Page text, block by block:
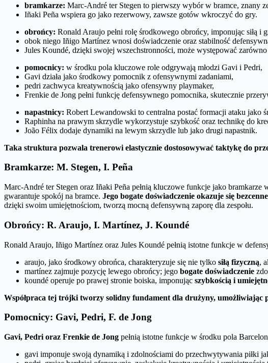
bramkarze: Marc-André ter Stegen to pierwszy wybór w bramce, znany
Iñaki Peña wspiera go jako rezerwowy, zawsze gotów wkroczyć do gry.
obrońcy: Ronald Araujo pełni rolę środkowego obrońcy, imponując siłą i
obok niego Iñigo Martínez wnosi doświadczenie oraz stabilność
Jules Koundé, dzięki swojej wszechstronności, może występować
pomocnicy: w środku pola kluczowe role odgrywają młodzi Gavi i Pedri,
Gavi działa jako środkowy pomocnik z ofensywnymi zadaniami,
pedri zachwyca kreatywnością jako ofensywny playmaker,
Frenkie de Jong pełni funkcję defensywnego pomocnika, skutecznie
napastnicy: Robert Lewandowski to centralna postać formacji ataku
Raphinha na prawym skrzydle wykorzystuje szybkość oraz technikę do
João Félix dodaje dynamiki na lewym skrzydle lub jako drugi napastnik.
Taka struktura pozwala trenerowi elastycznie dostosowywać taktykę do
Bramkarze: M. Stegen, I. Peña
Marc-André ter Stegen oraz Iñaki Peña pełnią kluczowe funkcje jako bramkarze
gwarantuje spokój na bramce. Jego bogate doświadczenie okazuje się
dzięki swoim umiejętnościom, tworzą mocną defensywną zaporę dla zespołu.
Obrońcy: R. Araujo, I. Martínez, J. Koundé
Ronald Araujo, Iñigo Martínez oraz Jules Koundé pełnią istotne funkcje w
araujo, jako środkowy obrońca, charakteryzuje się nie tylko siłą fizyczną,
martínez zajmuje pozycję lewego obrońcy; jego bogate doświadczenie
koundé operuje po prawej stronie boiska, imponując szybkością i
Współpraca tej trójki tworzy solidny fundament dla drużyny, umożliwiając
Pomocnicy: Gavi, Pedri, F. de Jong
Gavi, Pedri oraz Frenkie de Jong pełnią istotne funkcje w środku pola
gavi imponuje swoją dynamiką i zdolnościami do przechwytywania piłki